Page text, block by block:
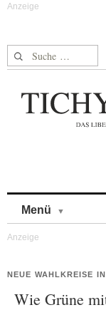
Suche nach:
Menü
NEUE WAHLKREISE
Wie Grüne